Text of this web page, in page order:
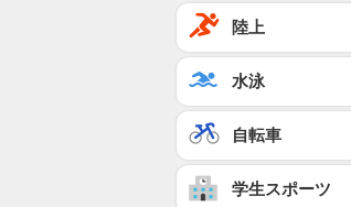
陸上
水泳
自転車
学生スポーツ